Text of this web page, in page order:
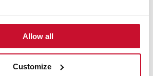
Allow all
Customizekit with tube cover